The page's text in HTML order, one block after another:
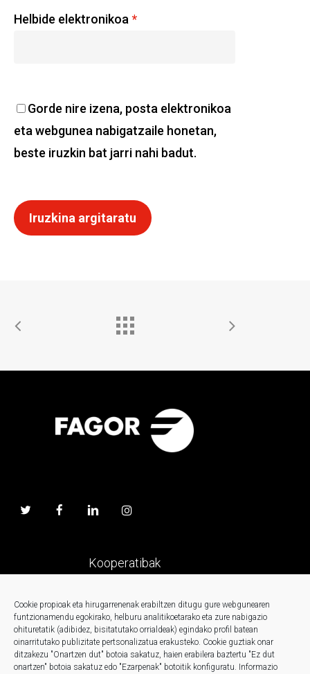
Cookie propioak eta hirugarrenenak erabiltzen ditugu gure webgunearen
funtzionamendu egokirako, helburu analitikoetarako eta zure nabigazio
ohituretatik (adibidez, bisitatutako orrialdeak) egindako profil batean
oinarritutako publizitate pertsonalizatua erakusteko. Cookie guztiak onar
ditzakezu "Onartzen dut" botoia sakatuz, haien erabilera baztertu "Ez dut
onartzen" botoia sakatuz edo "Ezarpenak" botoitik konfiguratu. Informazio
Helbide elektronikoa *
Gorde nire izena, posta elektronikoa
eta webgunea nabigatzaile honetan,
beste iruzkin bat jarri nahi badut.
Kooperatibak
Prentsa
Kontaktua
Berriak